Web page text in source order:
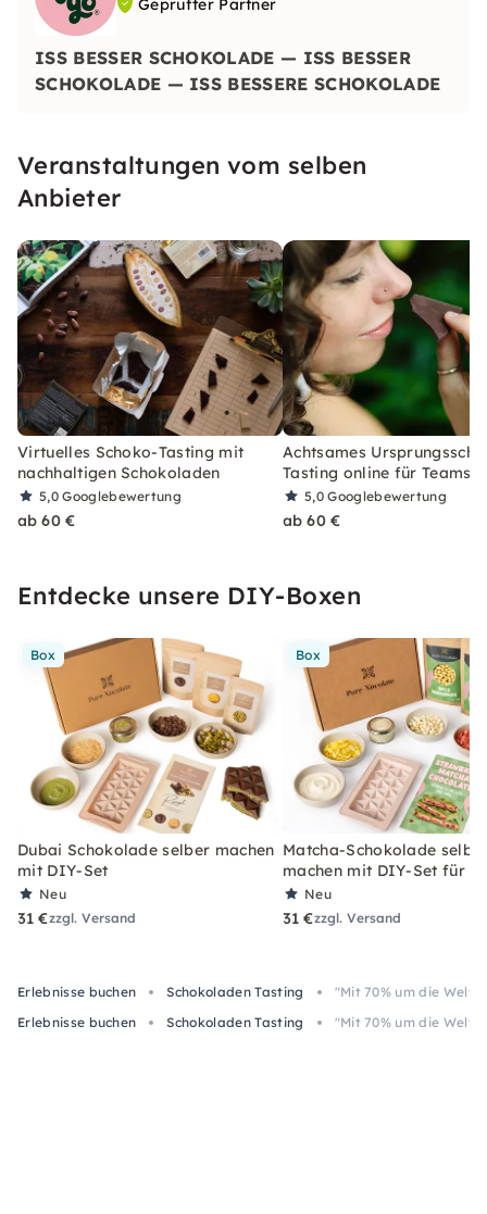
Geprüfter Partner
ISS BESSER SCHOKOLADE — ISS BESSER
SCHOKOLADE — ISS BESSERE SCHOKOLADE
Veranstaltungen vom selben
Anbieter
Virtuelles Schoko-Tasting mit
nachhaltigen Schokoladen
5,0Googlebewertung
ab 60 €
Achtsames
Tasting online für Teams
5,0Googlebewertung
ab 60 €
Entdecke unsere DIY-Boxen
Box
Dubai Schokolade selber machen
mit DIY-Set
Neu
31 €zzgl. Versand
Box
Matcha-Schokolade
machen mit DIY-Set für
Neu
31 €zzgl. Versand
Erlebnisse buchen Schokoladen Tasting
"Mit 70% um die
Erlebnisse buchen
Schokoladen Tasting "Mit 70% um die